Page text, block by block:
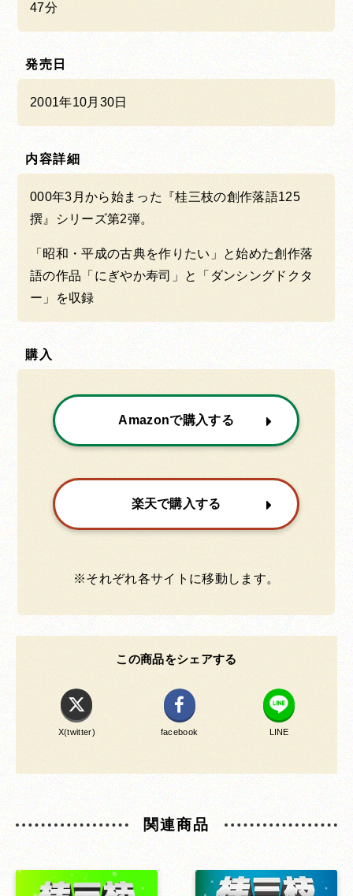
47分
発売日
2001年10月30日
内容詳細
000年3月から始まった『桂三枝の創作落語125
撰』シリーズ第2弾。
「昭和・平成の古典を作りたい」と始めた創作落
語の作品「にぎやか寿司」と「ダンシングドクタ
ー」を収録
購入
Amazonで購入する
楽天で購入する
※それぞれ各サイトに移動します。
この商品をシェアする
X(twitter) facebook LINE
関連商品